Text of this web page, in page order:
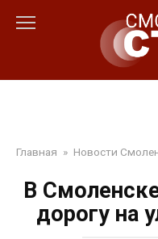
Главная » Новости
В
дорогу на